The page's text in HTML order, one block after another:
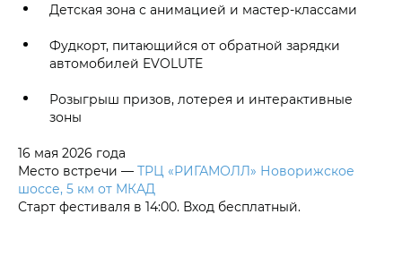
Детская зона с анимацией и мастер-классами
Фудкорт, питающийся от обратной зарядки
автомобилей EVOLUTE
Розыгрыш призов, лотерея и интерактивные
зоны
16 мая 2026 года
Место встречи — ТРЦ «РИГАМОЛЛ» Новорижское
шоссе, 5 км от МКАД
Старт фестиваля в 14:00. Вход бесплатный.